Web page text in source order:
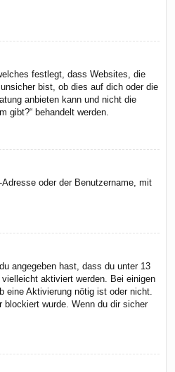
festlegt, dass Websites, die
bist, ob dies auf dich oder die
anbieten kann und nicht die
gibt?“ behandelt werden.
oder der Benutzername, mit
angegeben hast, dass du unter 13
aktiviert werden. Bei einigen
eine Aktivierung nötig ist oder nicht.
blockiert wurde. Wenn du dir sicher